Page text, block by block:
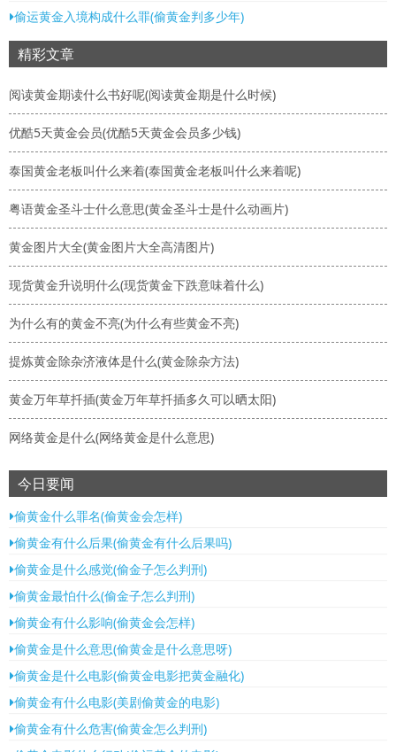
偷运黄金入境构成什么罪(偷黄金判多少年)
精彩文章
阅读黄金期读什么书好呢(阅读黄金期是什么时候)
优酷5天黄金会员(优酷5天黄金会员多少钱)
泰国黄金老板叫什么来着(泰国黄金老板叫什么来着呢)
粤语黄金圣斗士什么意思(黄金圣斗士是什么动画片)
黄金图片大全(黄金图片大全高清图片)
现货黄金升说明什么(现货黄金下跌意味着什么)
为什么有的黄金不亮(为什么有些黄金不亮)
提炼黄金除杂济液体是什么(黄金除杂方法)
黄金万年草扦插(黄金万年草扦插多久可以晒太阳)
网络黄金是什么(网络黄金是什么意思)
今日要闻
偷黄金什么罪名(偷黄金会怎样)
偷黄金有什么后果(偷黄金有什么后果吗)
偷黄金是什么感觉(偷金子怎么判刑)
偷黄金最怕什么(偷金子怎么判刑)
偷黄金有什么影响(偷黄金会怎样)
偷黄金是什么意思(偷黄金是什么意思呀)
偷黄金是什么电影(偷黄金电影把黄金融化)
偷黄金有什么电影(美剧偷黄金的电影)
偷黄金有什么危害(偷黄金怎么判刑)